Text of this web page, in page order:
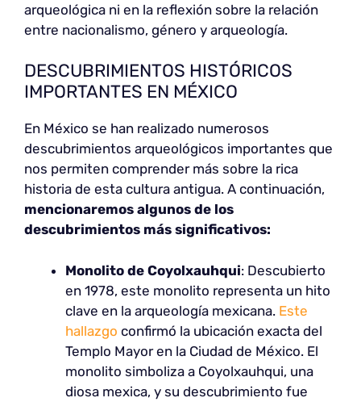
arqueológica ni en la reflexión sobre la relación
entre nacionalismo, género y arqueología.
DESCUBRIMIENTOS HISTÓRICOS
IMPORTANTES EN MÉXICO
En México se han realizado numerosos
descubrimientos arqueológicos importantes que
nos permiten comprender más sobre la rica
historia de esta cultura antigua. A continuación,
mencionaremos algunos de los
descubrimientos más significativos:
Monolito de Coyolxauhqui: Descubierto
en 1978, este monolito representa un hito
clave en la arqueología mexicana. Este
hallazgo confirmó la ubicación exacta del
Templo Mayor en la Ciudad de México. El
monolito simboliza a Coyolxauhqui, una
diosa mexica, y su descubrimiento fue